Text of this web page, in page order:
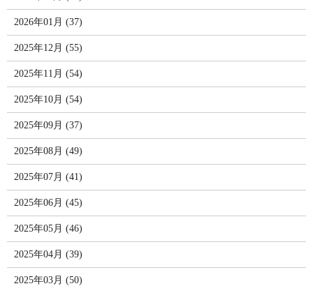
2026年01月 (37)
2025年12月 (55)
2025年11月 (54)
2025年10月 (54)
2025年09月 (37)
2025年08月 (49)
2025年07月 (41)
2025年06月 (45)
2025年05月 (46)
2025年04月 (39)
2025年03月 (50)